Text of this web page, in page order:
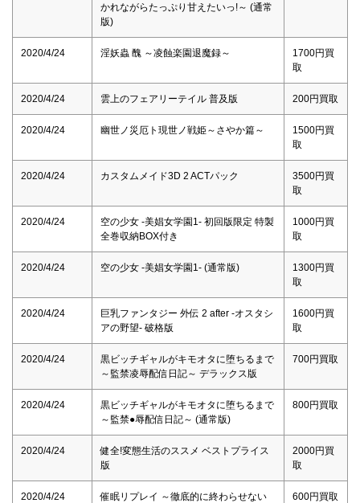
かれながらたっぷり甘えたいっ!～ (通常
版)
2020/4/24 淫妖蟲 醜 ～凌蝕楽園退魔録～
1700円買
取
2020/4/24 雲上のフェアリーテイル 普及版 200円買取
2020/4/24 幽世ノ災厄ト現世ノ戦姫～さやか篇～
1500円買
取
2020/4/24 カスタムメイド3D 2 ACTパック
3500円買
取
2020/4/24
空の少女 -美娼女学園1- 初回版限定 特製
全巻収納BOX付き
1000円買
取
2020/4/24 空の少女 -美娼女学園1- (通常版)
1300円買
取
2020/4/24
巨乳ファンタジー 外伝 2 after -オスタシ
アの野望- 破格版
1600円買
取
2020/4/24
黒ビッチギャルがキモオタに堕ちるまで
～監禁凌辱配信日記～ デラックス版
700円買取
2020/4/24
黒ビッチギャルがキモオタに堕ちるまで
～監禁●辱配信日記～ (通常版)
800円買取
2020/4/24
健全!変態生活のススメ ベストプライス
版
2000円買
取
2020/4/24
催眠リプレイ ～徹底的に終わらせない
600円買取